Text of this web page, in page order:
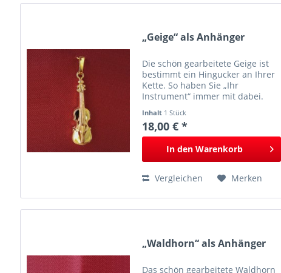
„Geige“ als Anhänger
Die schön gearbeitete Geige ist
bestimmt ein Hingucker an Ihrer
Kette. So haben Sie „Ihr
Instrument“ immer mit dabei.
ca. 25,5 mm, Breite ca. 8,5 mm
Inhalt 1 Stück
18,00 € *
In den Warenkorb
Vergleichen Merken
„Waldhorn“ als Anhänger
Das schön gearbeitete Waldhorn